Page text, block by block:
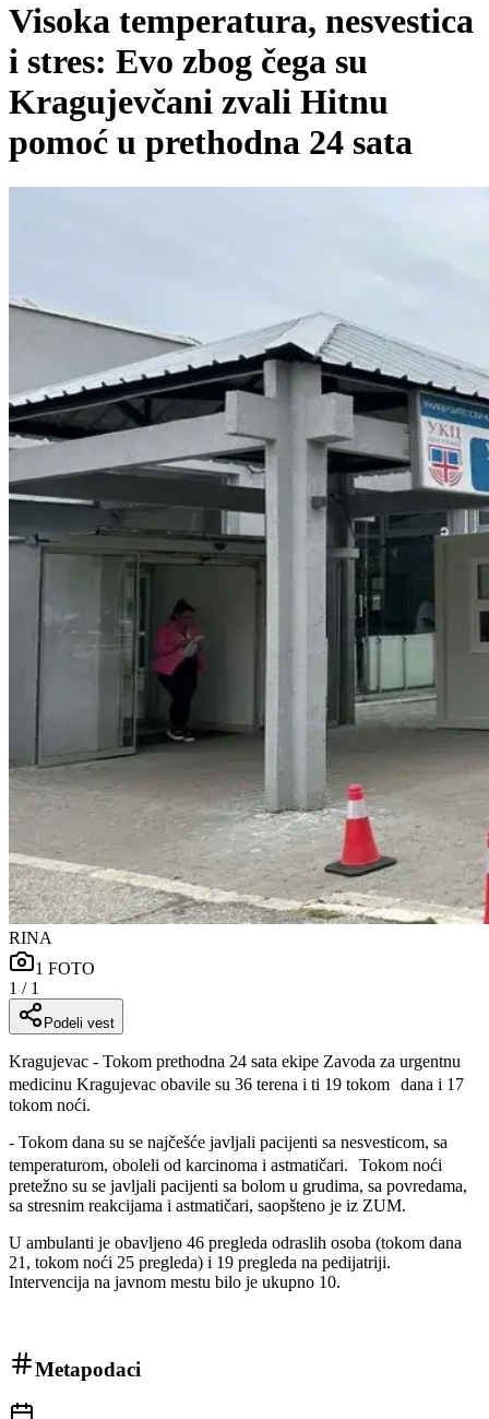
Visoka temperatura, nesvestica
i stres: Evo zbog čega su
Kragujevčani zvali Hitnu
pomoć u prethodna 24 sata
RINA
1 FOTO
1 / 1
Podeli vest
Kragujevac - Tokom prethodna 24 sata ekipe Zavoda za urgentnu
medicinu Kragujevac obavile su 36 terena i ti 19 tokom dana i 17
tokom noći.
- Tokom dana su se najčešće javljali pacijenti sa nesvesticom, sa
temperaturom, oboleli od karcinoma i astmatičari. Tokom noći
pretežno su se javljali pacijenti sa bolom u grudima, sa povredama,
sa stresnim reakcijama i astmatičari, saopšteno je iz ZUM.
U ambulanti je obavljeno 46 pregleda odraslih osoba (tokom dana
21, tokom noći 25 pregleda) i 19 pregleda na pedijatriji.
Intervencija na javnom mestu bilo je ukupno 10.
Metapodaci